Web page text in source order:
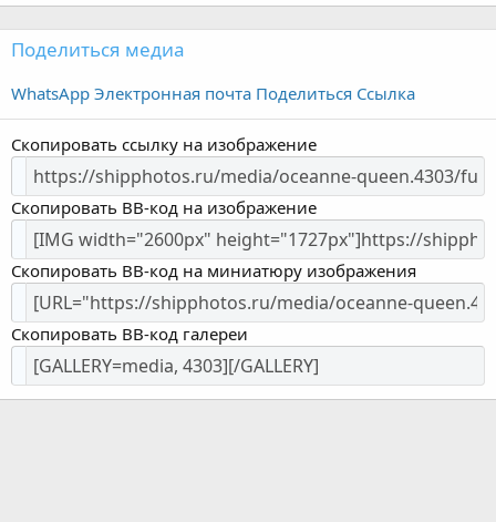
Поделиться медиа
WhatsApp Электронная почта Поделиться Ссылка
Скопировать ссылку на изображение
Скопировать BB-код на изображение
Скопировать BB-код на миниатюру изображения
Скопировать BB-код галереи